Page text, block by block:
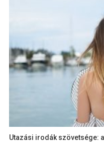
Utazási irodák szövetsége: